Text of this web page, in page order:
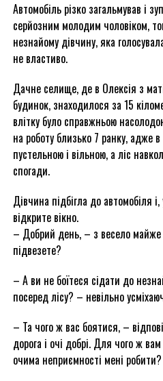
Автомобіль різко загальмував і
серйозним молодим чоловіком,
незнайому дівчину, яка
не властиво.
Дачне селище, де в Олексія з
будинок, знаходилося за 15
влітку було справжньою
на роботу близько 7 ранку, адже
пустельною і вільною, а ліс
спогади.
Дівчина підбігла до автомобіля
відкрите вікно.
– Добрий день, – з весело майже
підвезете?
– А ви не боїтеся сідати до
посеред лісу? – невільно
– Та чого ж вас боятися, –
дорога і очі добрі. Для чого ж
очима неприємності мені робити?